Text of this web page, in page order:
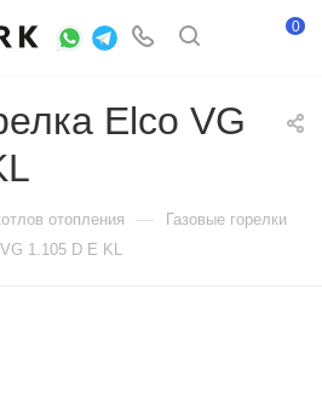
0
Elco VG
отопления — Газовые горелки
1.105 D E KL